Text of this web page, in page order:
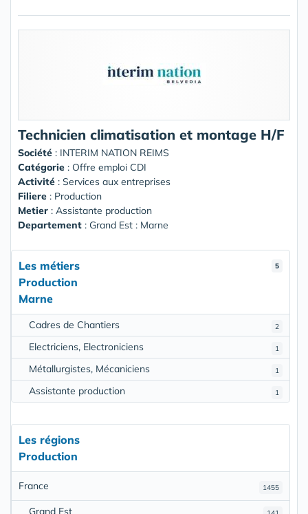
Technicien climatisation et montage H/F
Société : INTERIM NATION REIMS
Catégorie : Offre emploi CDI
Activité : Services aux entreprises
Filiere : Production
Metier : Assistante production
Departement : Grand Est : Marne
5
Les métiers
Production
Marne
2
Cadres de Chantiers
1
Electriciens, Electroniciens
1
Métallurgistes, Mécaniciens
1
Assistante production
Les régions
Production
1455
France
Grand Est